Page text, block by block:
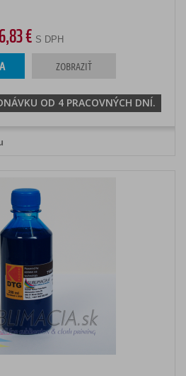
€ S DPH
ZOBRAZIŤ
OD 4 PRACOVNÝCH DNÍ.